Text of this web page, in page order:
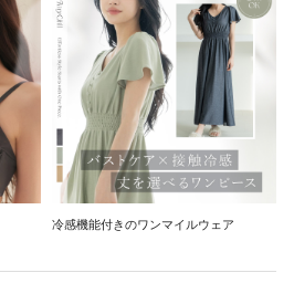
冷感機能付きのワンマイルウェア